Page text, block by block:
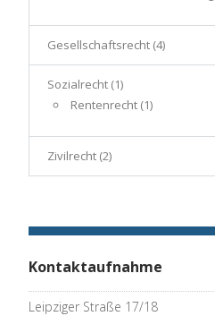
Gesellschaftsrecht (4)
Sozialrecht (1)
Rentenrecht (1)
Zivilrecht (2)
Kontaktaufnahme
Leipziger Straße 17/18